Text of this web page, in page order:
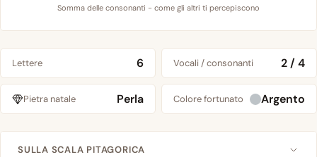
Somma delle consonanti - come gli altri ti percepiscono
Lettere 6 Vocali / consonanti 2 / 4
Pietra natale Perla Colore fortunato Argento
SULLA SCALA PITAGORICA